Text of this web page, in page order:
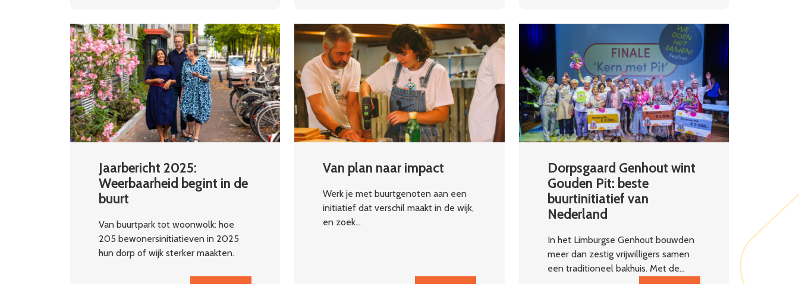
Jaarbericht 2025:
Weerbaarheid begint in de
buurt
Van buurtpark tot woonwolk: hoe
205 bewonersinitiatieven in 2025
hun dorp of wijk sterker maakten.
Van plan naar impact
Werk je met buurtgenoten aan een
initiatief dat verschil maakt in de wijk,
en zoek…
Dorpsgaard Genhout wint
Gouden Pit: beste
buurtinitiatief van
Nederland
In het Limburgse Genhout bouwden
meer dan zestig vrijwilligers samen
een traditioneel bakhuis. Met de…